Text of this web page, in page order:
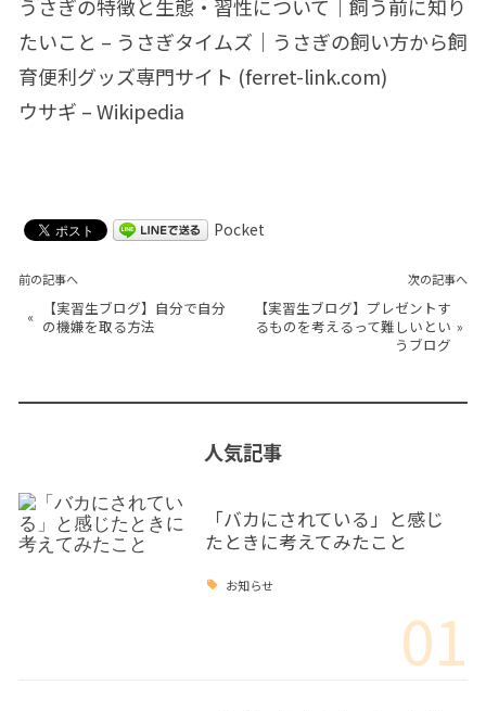
うさぎの特徴と生態・習性について｜飼う前に知り
たいこと – うさぎタイムズ｜うさぎの飼い方から飼
育便利グッズ専門サイト (ferret-link.com)
ウサギ – Wikipedia
Pocket
前の記事へ
«
【実習生ブログ】自分で自分
の機嫌を取る方法
次の記事へ
【実習生ブログ】プレゼントす
るものを考えるって難しいとい
うブログ
»
人気記事
「バカにされている」と感じ
たときに考えてみたこと
お知らせ
01